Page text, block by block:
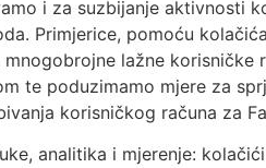
i za suzbijanje aktivnosti
Primjerice, pomoću
lažne
te poduzimamo mjere za
korisničkog računa za
analitika i mjerenje: